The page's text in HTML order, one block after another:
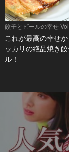
餃子とビールの幸せ
これが最高の幸せ
ッカリの絶品焼き
ル！